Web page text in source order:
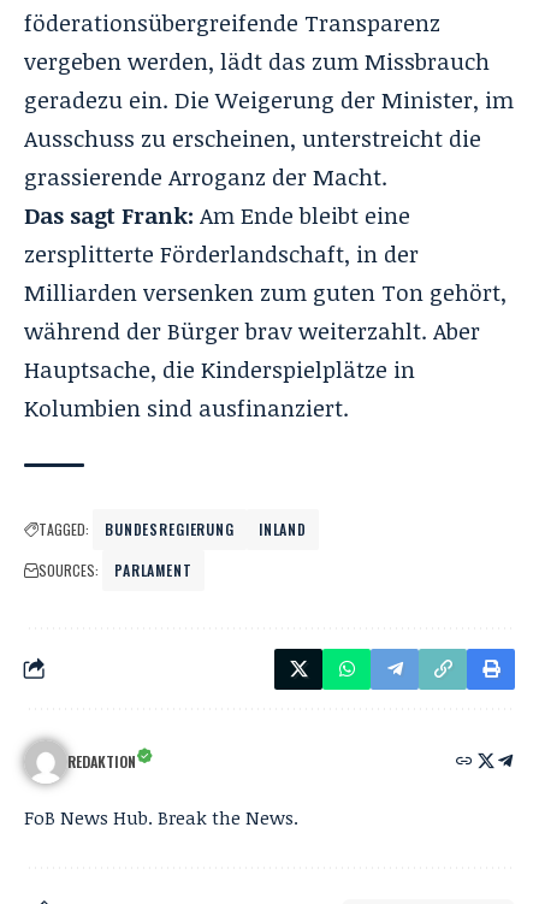
föderationsübergreifende Transparenz
vergeben werden, lädt das zum Missbrauch
geradezu ein. Die Weigerung der Minister, im
Ausschuss zu erscheinen, unterstreicht die
grassierende Arroganz der Macht.
Das sagt Frank: Am Ende bleibt eine
zersplitterte Förderlandschaft, in der
Milliarden versenken zum guten Ton gehört,
während der Bürger brav weiterzahlt. Aber
Hauptsache, die Kinderspielplätze in
Kolumbien sind ausfinanziert.
TAGGED: BUNDESREGIERUNG
INLAND
SOURCES:
PARLAMENT
REDAKTION
FoB News Hub. Break the News.